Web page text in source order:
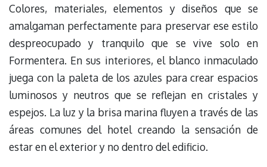
Colores, materiales, elementos y diseños que se
amalgaman perfectamente para preservar ese estilo
despreocupado y tranquilo que se vive solo en
Formentera. En sus interiores, el blanco inmaculado
juega con la paleta de los azules para crear espacios
luminosos y neutros que se reflejan en cristales y
espejos. La luz y la brisa marina fluyen a través de las
áreas comunes del hotel creando la sensación de
estar en el exterior y no dentro del edificio.